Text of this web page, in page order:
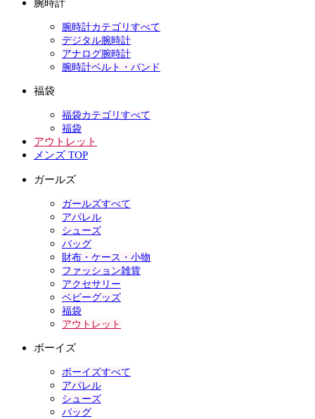
腕時計
腕時計カテゴリすべて
デジタル腕時計
アナログ腕時計
腕時計ベルト・バンド
福袋
福袋カテゴリすべて
福袋
アウトレット
メンズ TOP
ガールズ
ガールズすべて
アパレル
シューズ
バッグ
財布・ケース・小物
ファッション雑貨
アクセサリー
ベビーグッズ
福袋
アウトレット
ボーイズ
ボーイズすべて
アパレル
シューズ
バッグ